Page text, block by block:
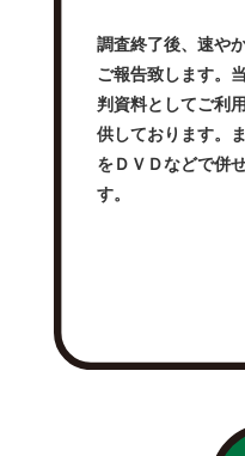
調査終了後、速や
ご報告致します。
判資料としてご利
供しております。
をＤＶＤなどで併
す。